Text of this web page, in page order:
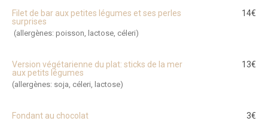
Filet de bar aux petites légumes et ses perles
surprises
(allergènes: poisson, lactose, céleri)
14€
Version végétarienne du plat: sticks de la mer
aux petits légumes
(allergènes: soja, céleri, lactose)
13€
Fondant au chocolat 3€